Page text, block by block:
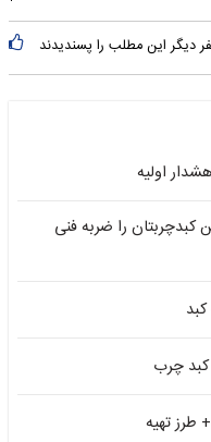
دیگر این مطلب را پسندیدند
اولیه
کبدچربتان را ضربه فنی
طرز تهیه